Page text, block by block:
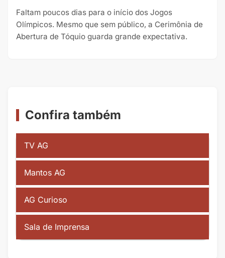
Faltam poucos dias para o início dos Jogos
Olímpicos. Mesmo que sem público, a Cerimônia de
Abertura de Tóquio guarda grande expectativa.
Confira também
TV AG
Mantos AG
AG Curioso
Sala de Imprensa